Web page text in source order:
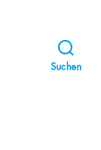
Suchen